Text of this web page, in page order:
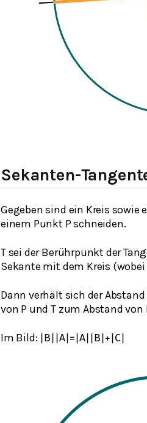
Sekanten-
Gegeben sind ein Kreis sowie
einem Punkt P schneiden.
T sei der Berührpunkt der
Sekante mit dem Kreis (wobei
Dann verhält sich der
von P und T zum Abstand von
Im Bild: B |A = |A B + C